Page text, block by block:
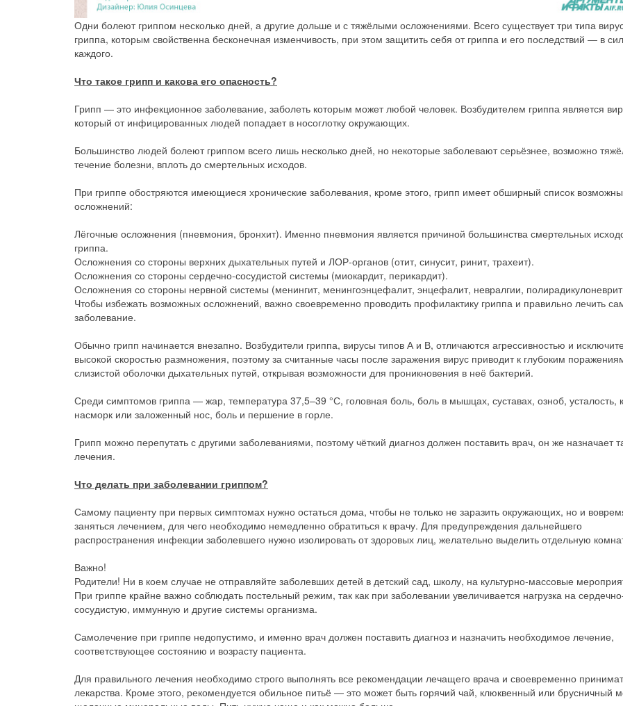
Одни болеют гриппом несколько дней, а другие дольше и с тяжёлыми осложнениями. Всего существует три типа
гриппа, которым свойственна бесконечная изменчивость, при этом защитить себя от гриппа и его последствий — в
каждого.
Что такое грипп и какова его опасность?
Грипп — это инфекционное заболевание, заболеть которым может любой человек. Возбудителем гриппа является
который от инфицированных людей попадает в носоглотку окружающих.
Большинство людей болеют гриппом всего лишь несколько дней, но некоторые заболевают серьёзнее, возможно
течение болезни, вплоть до смертельных исходов.
При гриппе обостряются имеющиеся хронические заболевания, кроме этого, грипп имеет обширный список
осложнений:
Лёгочные осложнения (пневмония, бронхит). Именно пневмония является причиной большинства смертельных
гриппа.
Осложнения со стороны верхних дыхательных путей и ЛОР-органов (отит, синусит, ринит, трахеит).
Осложнения со стороны сердечно-сосудистой системы (миокардит, перикардит).
Осложнения со стороны нервной системы (менингит, менингоэнцефалит, энцефалит, невралгии,
Чтобы избежать возможных осложнений, важно своевременно проводить профилактику гриппа и правильно лечить
заболевание.
Обычно грипп начинается внезапно. Возбудители гриппа, вирусы типов А и В, отличаются агрессивностью и
высокой скоростью размножения, поэтому за считанные часы после заражения вирус приводит к глубоким
слизистой оболочки дыхательных путей, открывая возможности для проникновения в неё бактерий.
Среди симптомов гриппа — жар, температура 37,5–39 °С, головная боль, боль в мышцах, суставах, озноб, усталость,
насморк или заложенный нос, боль и першение в горле.
Грипп можно перепутать с другими заболеваниями, поэтому чёткий диагноз должен поставить врач, он же назначает
лечения.
Что делать при заболевании гриппом?
Самому пациенту при первых симптомах нужно остаться дома, чтобы не только не заразить окружающих, но и
заняться лечением, для чего необходимо немедленно обратиться к врачу. Для предупреждения дальнейшего
распространения инфекции заболевшего нужно изолировать от здоровых лиц, желательно выделить отдельную
Важно!
Родители! Ни в коем случае не отправляйте заболевших детей в детский сад, школу, на культурно-массовые
При гриппе крайне важно соблюдать постельный режим, так как при заболевании увеличивается нагрузка на
сосудистую, иммунную и другие системы организма.
Самолечение при гриппе недопустимо, и именно врач должен поставить диагноз и назначить необходимое лечение,
соответствующее состоянию и возрасту пациента.
Для правильного лечения необходимо строго выполнять все рекомендации лечащего врача и своевременно
лекарства. Кроме этого, рекомендуется обильное питьё — это может быть горячий чай, клюквенный или брусничный